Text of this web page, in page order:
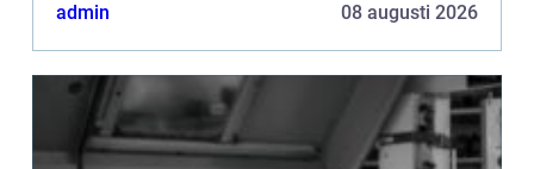
admin 08 augusti 2026